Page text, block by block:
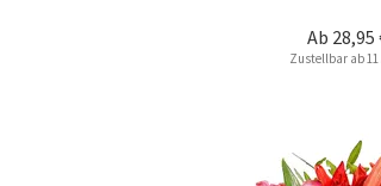
Ab 28,95
Zustellbar ab 11